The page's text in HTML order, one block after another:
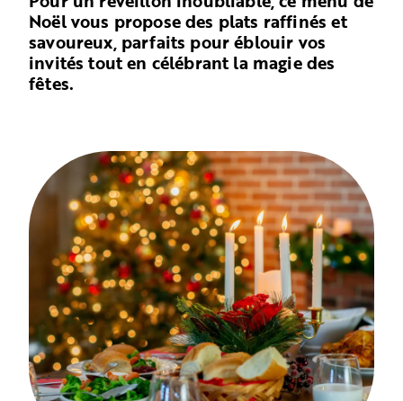
Noël vous propose des plats raffinés et
savoureux, parfaits pour éblouir vos
invités tout en célébrant la magie des
fêtes.